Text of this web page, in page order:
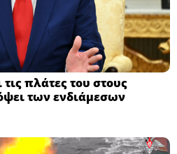
πλάτες του στους
των ενδιάμεσων